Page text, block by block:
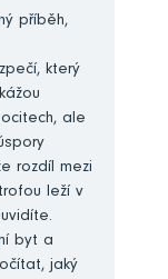
příběh,
který
ale
rozdíl mezi
leží v
byt a
jaký